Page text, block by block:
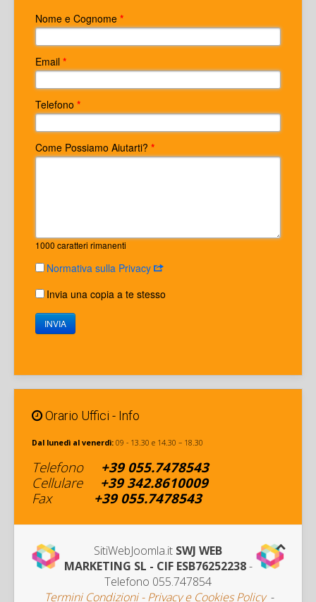
Nome e Cognome *
Email *
Telefono *
Come Possiamo Aiutarti? *
1000 caratteri rimanenti
Normativa sulla Privacy
Invia una copia a te stesso
INVIA
Orario Uffici - Info
Dal lunedì al venerdì: 09 - 13.30 e 14.30 – 18.30
Telefono +39 055.7478543
Cellulare+39 342.8610009
Fax
+39 055.7478543
SitiWebJoomla.it SWJ WEB
MARKETING SL - CIF ESB76252238-
Telefono 055.747854
Termini Condizioni - Privacy e Cookies Policy-